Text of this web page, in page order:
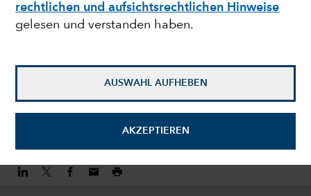
rechtlichen und aufsichtsrechtlichen Hinweise
gelesen und verstanden haben.
AUSWAHL AUFHEBEN
AKZEPTIEREN
Zwickmühle
Anne Vandenabeele
Volkswirt